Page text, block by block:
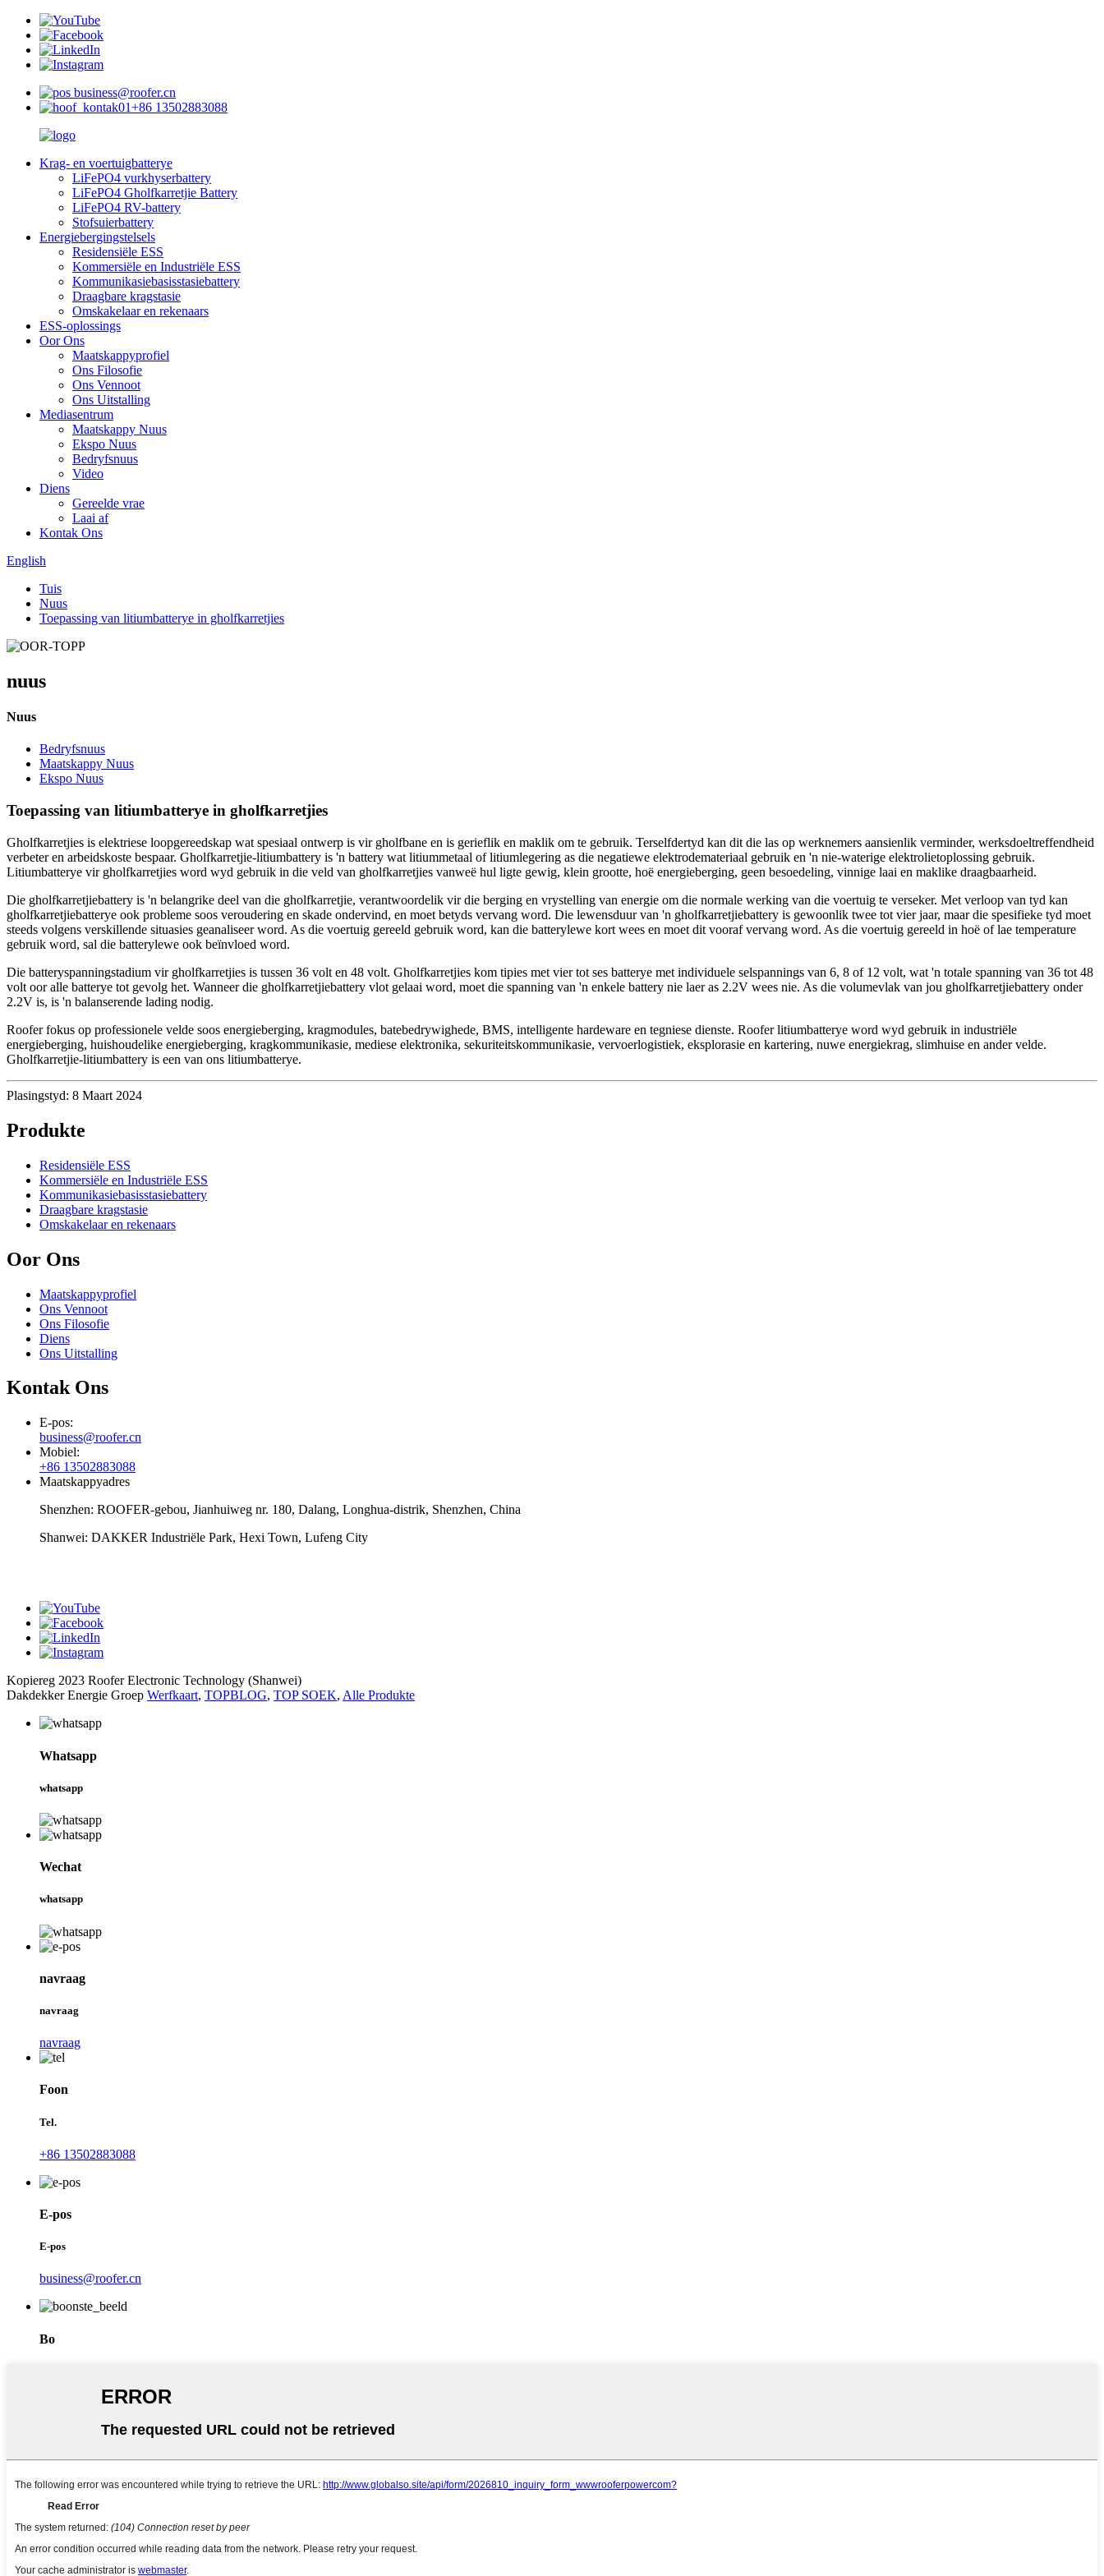
business@roofer.cn
+86 13502883088
Krag- en voertuigbatterye
LiFePO4 vurkhyserbattery
LiFePO4 Gholfkarretjie Battery
LiFePO4 RV-battery
Stofsuierbattery
Energiebergingstelsels
Residensiële ESS
Kommersiële en Industriële ESS
Kommunikasiebasisstasiebattery
Draagbare kragstasie
Omskakelaar en rekenaars
ESS-oplossings
Oor Ons
Maatskappyprofiel
Ons Filosofie
Ons Vennoot
Ons Uitstalling
Mediasentrum
Maatskappy Nuus
Ekspo Nuus
Bedryfsnuus
Video
Diens
Gereelde vrae
Laai af
Kontak Ons
English
Tuis
Nuus
Toepassing van litiumbatterye in gholfkarretjies
nuus
Nuus
Bedryfsnuus
Maatskappy Nuus
Ekspo Nuus
Toepassing van litiumbatterye in gholfkarretjies
Gholfkarretjies is elektriese loopgereedskap wat spesiaal ontwerp is vir gholfbane en is gerieflik en maklik om te gebruik. Terselfdertyd kan dit die las op werknemers aansienlik verminder, werksdoeltreffendheid
verbeter en arbeidskoste bespaar. Gholfkarretjie-litiumbattery is 'n battery wat litiummetaal of litiumlegering as die negatiewe elektrodemateriaal gebruik en 'n nie-waterige elektrolietoplossing gebruik.
Litiumbatterye vir gholfkarretjies word wyd gebruik in die veld van gholfkarretjies vanweë hul ligte gewig, klein grootte, hoë energieberging, geen besoedeling, vinnige laai en maklike draagbaarheid.
Die gholfkarretjiebattery is 'n belangrike deel van die gholfkarretjie, verantwoordelik vir die berging en vrystelling van energie om die normale werking van die voertuig te verseker. Met verloop van tyd kan
gholfkarretjiebatterye ook probleme soos veroudering en skade ondervind, en moet betyds vervang word. Die lewensduur van 'n gholfkarretjiebattery is gewoonlik twee tot vier jaar, maar die spesifieke tyd moet
steeds volgens verskillende situasies geanaliseer word. As die voertuig gereeld gebruik word, kan die batterylewe kort wees en moet dit vooraf vervang word. As die voertuig gereeld in hoë of lae temperature
gebruik word, sal die batterylewe ook beïnvloed word.
Die batteryspanningstadium vir gholfkarretjies is tussen 36 volt en 48 volt. Gholfkarretjies kom tipies met vier tot ses batterye met individuele selspannings van 6, 8 of 12 volt, wat 'n totale spanning van 36 tot 48
volt oor alle batterye tot gevolg het. Wanneer die gholfkarretjiebattery vlot gelaai word, moet die spanning van 'n enkele battery nie laer as 2.2V wees nie. As die volumevlak van jou gholfkarretjiebattery onder
2.2V is, is 'n balanserende lading nodig.
Roofer fokus op professionele velde soos energieberging, kragmodules, batebedrywighede, BMS, intelligente hardeware en tegniese dienste. Roofer litiumbatterye word wyd gebruik in industriële
energieberging, huishoudelike energieberging, kragkommunikasie, mediese elektronika, sekuriteitskommunikasie, vervoerlogistiek, eksplorasie en kartering, nuwe energiekrag, slimhuise en ander velde.
Gholfkarretjie-litiumbattery is een van ons litiumbatterye.
Plasingstyd: 8 Maart 2024
Produkte
Residensiële ESS
Kommersiële en Industriële ESS
Kommunikasiebasisstasiebattery
Draagbare kragstasie
Omskakelaar en rekenaars
Oor Ons
Maatskappyprofiel
Ons Vennoot
Ons Filosofie
Diens
Ons Uitstalling
Kontak Ons
E-pos:
business@roofer.cn
Mobiel:
+86 13502883088
Maatskappyadres
Shenzhen: ROOFER-gebou, Jianhuiweg nr. 180, Dalang, Longhua-distrik, Shenzhen, China
Shanwei: DAKKER Industriële Park, Hexi Town, Lufeng City
Kopiereg 2023 Roofer Electronic Technology (Shanwei)
Dakdekker Energie Groep Werfkaart, TOPBLOG, TOP SOEK, Alle Produkte
Whatsapp
whatsapp
Wechat
whatsapp
navraag
navraag
navraag
Foon
Tel.
+86 13502883088
E-pos
E-pos
business@roofer.cn
Bo